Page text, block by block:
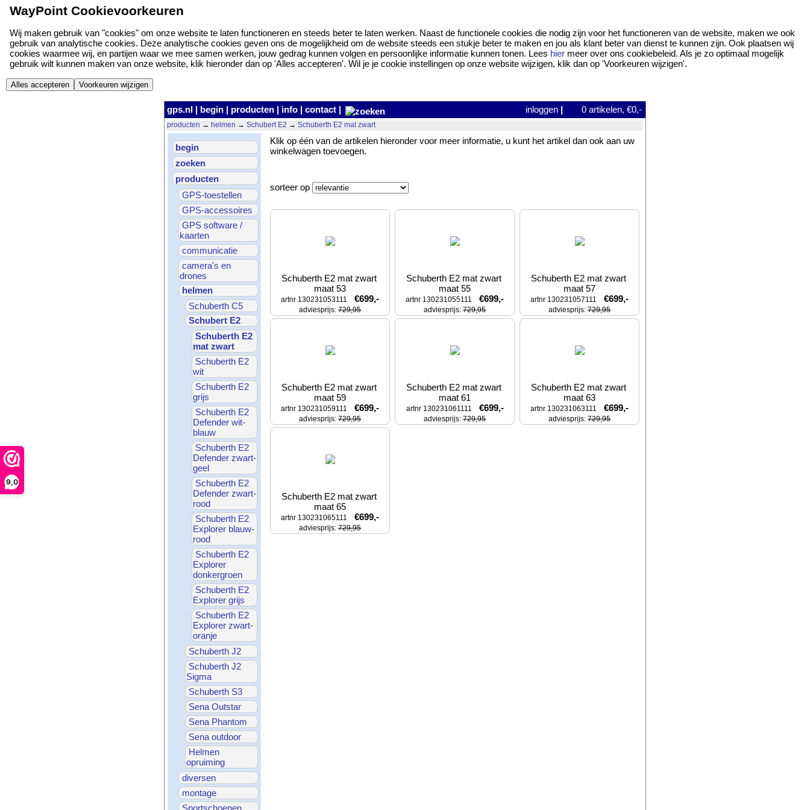
WayPoint Cookievoorkeuren
Wij maken gebruik van "cookies" om onze website te laten functioneren en steeds beter te laten werken. Naast de functionele cookies die nodig zijn voor het functioneren van de website, maken we ook
gebruik van analytische cookies. Deze analytische cookies geven ons de mogelijkheid om de website steeds een stukje beter te maken en jou als klant beter van dienst te kunnen zijn. Ook plaatsen wij
cookies waarmee wij, en partijen waar we mee samen werken, jouw gedrag kunnen volgen en persoonlijke informatie kunnen tonen. Lees hier meer over ons cookiebeleid. Als je zo optimaal mogelijk
gebruik wilt kunnen maken van onze website, klik hieronder dan op 'Alles accepteren'. Wil je je cookie instellingen op onze website wijzigen, klik dan op 'Voorkeuren wijzigen'.
Alles accepteren Voorkeuren wijzigen
9,0
gps.nl | begin | producten | info | contact | inloggen | 0 artikelen, €0,-
producten → helmen → Schubert E2 → Schuberth E2 mat zwart
begin
zoeken
producten
GPS-toestellen
GPS-accessoires
GPS software /
kaarten
communicatie
camera's en
drones
helmen
Schuberth C5
Schubert E2
Schuberth E2
mat zwart
Schuberth E2
wit
Schuberth E2
grijs
Schuberth E2
Defender wit-
blauw
Schuberth E2
Defender zwart-
geel
Schuberth E2
Defender zwart-
rood
Schuberth E2
Explorer blauw-
rood
Schuberth E2
Explorer
donkergroen
Schuberth E2
Explorer grijs
Schuberth E2
Explorer zwart-
oranje
Schuberth J2
Schuberth J2
Sigma
Schuberth S3
Sena Outstar
Sena Phantom
Sena outdoor
Helmen
opruiming
diversen
montage
Sportschoenen
Klik op één van de artikelen hieronder voor meer informatie, u kunt het artikel dan ook aan uw
winkelwagen toevoegen.
sorteer op
Schuberth E2 mat zwart
maat 53
artnr 130231053111 €699,-
adviesprijs: 729,95
Schuberth E2 mat zwart
maat 55
artnr 130231055111 €699,-
adviesprijs: 729,95
Schuberth E2 mat zwart
maat 57
artnr 130231057111 €699,-
adviesprijs: 729,95
Schuberth E2 mat zwart
maat 59
artnr 130231059111 €699,-
adviesprijs: 729,95
Schuberth E2 mat zwart
maat 61
artnr 130231061111 €699,-
adviesprijs: 729,95
Schuberth E2 mat zwart
maat 63
artnr 130231063111 €699,-
adviesprijs: 729,95
Schuberth E2 mat zwart
maat 65
artnr 130231065111 €699,-
adviesprijs: 729,95